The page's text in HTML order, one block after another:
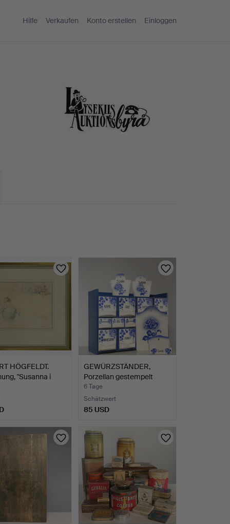
Hilfe Verkaufen Konto erstellen Einloggen
HÖGFELDT.
"Susanna i
GEWÜRZSTÄNDER,
Porzellan gestempelt
Import…
6 Tage
Schätzwert
85 USD